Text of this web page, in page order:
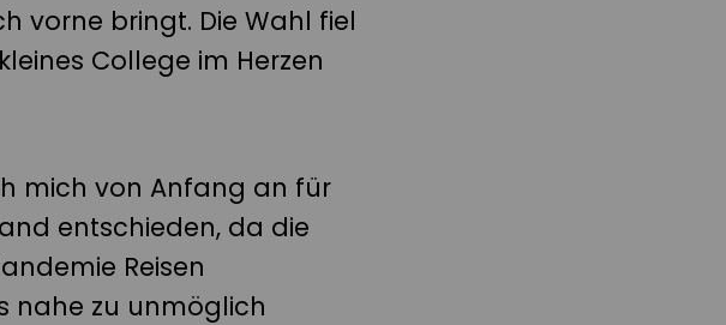
vorne bringt. Die Wahl fiel
College im Herzen
mich von Anfang an für
entschieden, da die
Reisen
nahe zu unmöglich